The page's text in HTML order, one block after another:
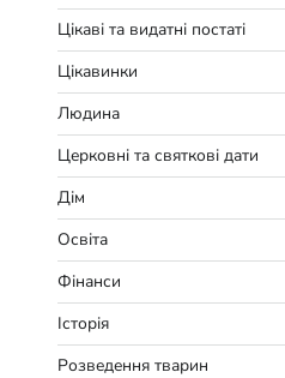
Цікаві та видатні постаті
Цікавинки
Людина
Церковні та святкові дати
Дім
Освіта
Фінанси
Історія
Розведення тварин